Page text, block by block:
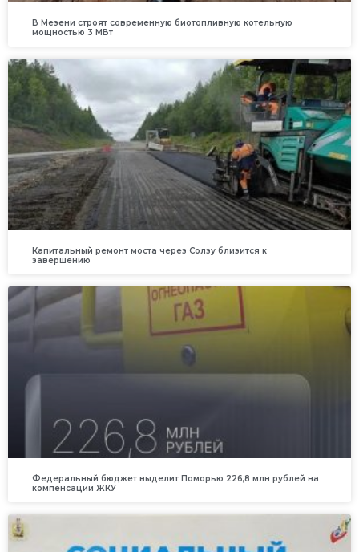
В Мезени строят современную биотопливную котельную
мощностью 3 МВт
Капитальный ремонт моста через Солзу близится к
завершению
Федеральный бюджет выделит Поморью 226,8 млн рублей на
компенсации ЖКУ